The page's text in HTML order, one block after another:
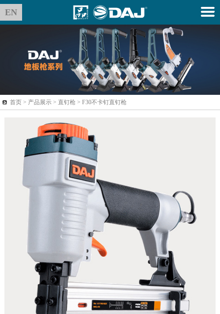
EN
首页 > 产品展示 > 直钉枪 > F30不卡钉直钉枪